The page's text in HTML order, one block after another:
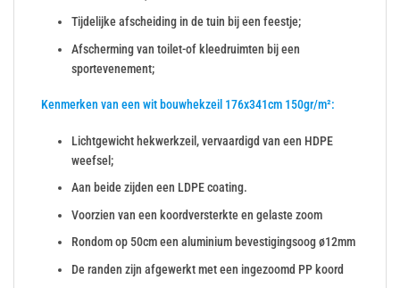
Tijdelijke afscheiding in de tuin bij een feestje;
Afscherming van toilet-of kleedruimten bij een
sportevenement;
Kenmerken van een wit bouwhekzeil 176x341cm 150gr/m²:
Lichtgewicht hekwerkzeil, vervaardigd van een HDPE
weefsel;
Aan beide zijden een LDPE coating.
Voorzien van een koordversterkte en gelaste zoom
Rondom op 50cm een aluminium bevestigingsoog ø12mm
De randen zijn afgewerkt met een ingezoomd PP koord